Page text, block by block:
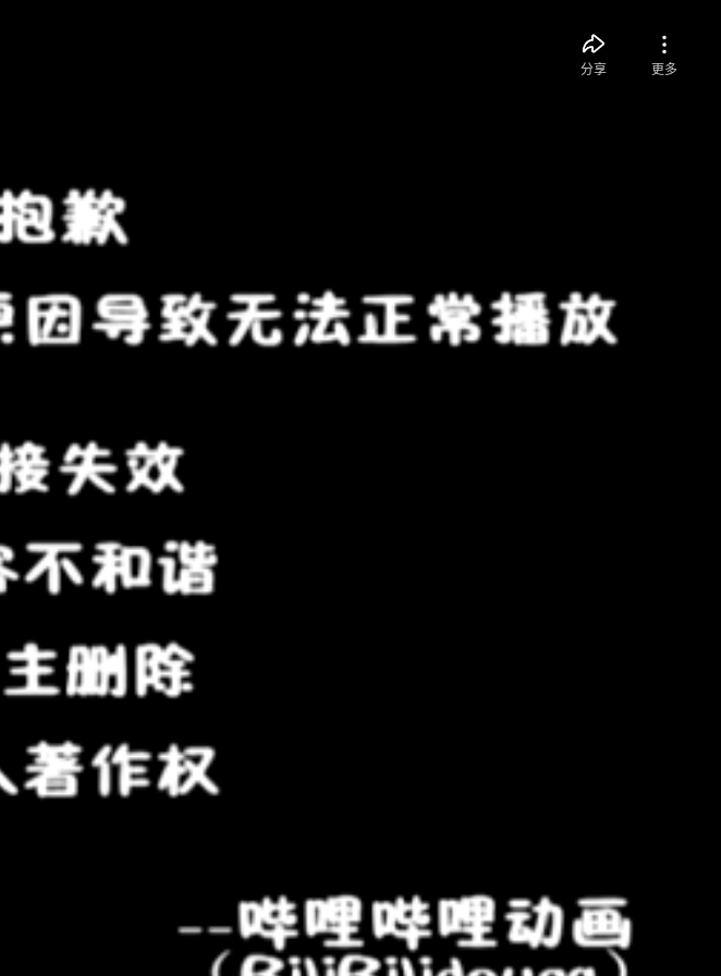
分享 更多